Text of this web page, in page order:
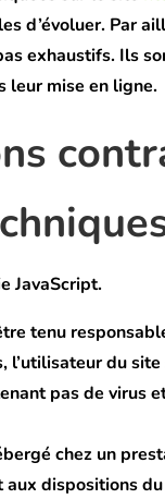
d’évoluer. Par
exhaustifs. Ils
leur mise en ligne.
JavaScript.
tenu
l’utilisateur du
pas de virus
chez un
aux dispositions